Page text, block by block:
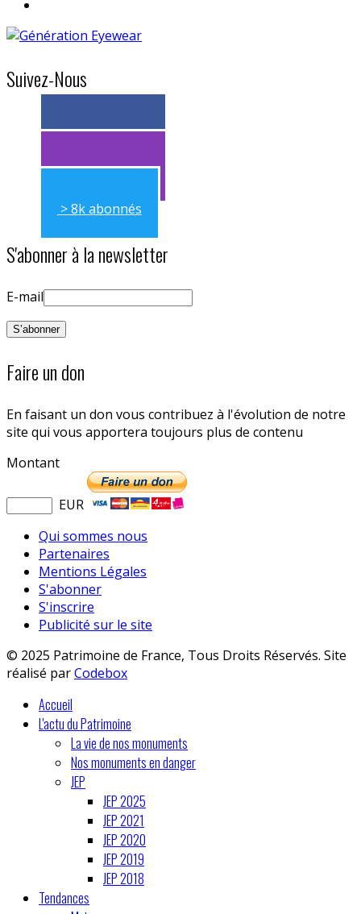
Suivez-Nous
> 11k abonnés
> 11k abonnés
> 8k abonnés
S'abonner à la newsletter
E-mail
Faire un don
En faisant un don vous contribuez à l'évolution de notre
site qui vous apportera toujours plus de contenu
Montant
EUR
Qui sommes nous
Partenaires
Mentions Légales
S'abonner
S'inscrire
Publicité sur le site
© 2025 Patrimoine de France, Tous Droits Réservés. Site
réalisé parCodebox
Accueil
L'actu du Patrimoine
La vie de nos monuments
Nos monuments en danger
JEP
JEP 2025
JEP 2021
JEP 2020
JEP 2019
JEP 2018
Tendances